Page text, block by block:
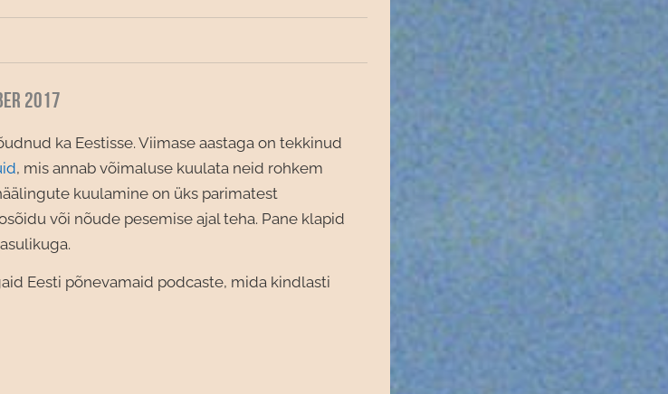
2017
ka Eestisse. Viimase aastaga on tekkinud
, mis annab võimaluse kuulata neid rohkem
kuulamine on üks parimatest
või nõude pesemise ajal teha. Pane klapid
Eesti põnevamaid podcaste, mida kindlasti